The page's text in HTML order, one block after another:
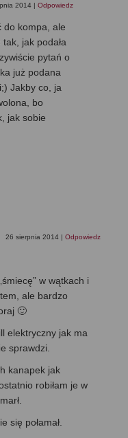
2014 | Odpowiedz
do kompa, ale
jak podała
pytań o
już podana
Jakby co, ja
bo
jak sobie
26 sierpnia 2014 | Odpowiedz
w wątkach i
ale bardzo
🙂
elektryczny jak ma
sprawdzi.
kanapek jak
robiłam je w
się połamał.